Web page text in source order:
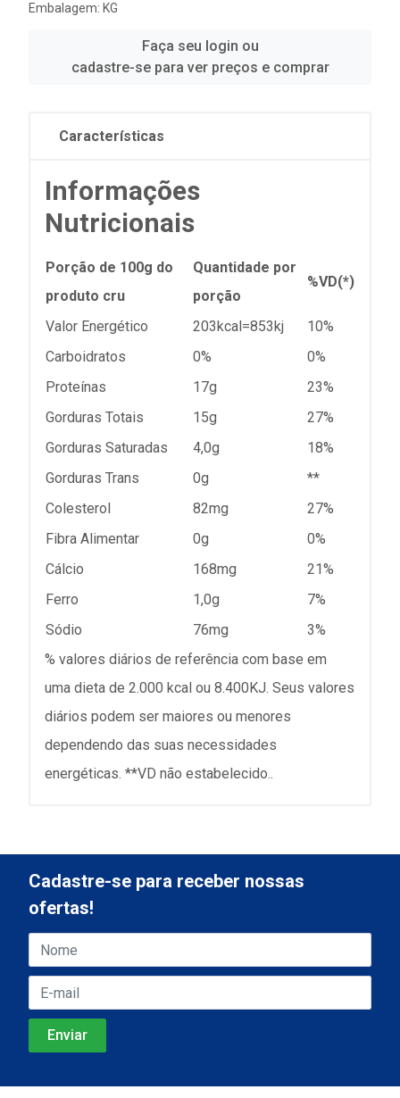
Embalagem: KG
Faça seu login ou
cadastre-se para ver preços e comprar
Características
Informações
Nutricionais
Porção de 100g do
produto cru
Quantidade por
porção
%VD(*)
Valor Energético 203kcal=853kj
10%
Carboidratos
0%
0%
Proteínas
17g
23%
Gorduras Totais
15g
27%
Gorduras Saturadas
4,0g
18%
Gorduras Trans
0g
**
Colesterol
82mg
27%
Fibra Alimentar
0g
0%
Cálcio
168mg
21%
Ferro
1,0g
7%
Sódio
76mg
3%
% valores diários de referência com base em
uma dieta de 2.000 kcal ou 8.400KJ. Seus valores
diários podem ser maiores ou menores
dependendo das suas necessidades
energéticas. **VD não estabelecido..
Cadastre-se para receber nossas
ofertas!